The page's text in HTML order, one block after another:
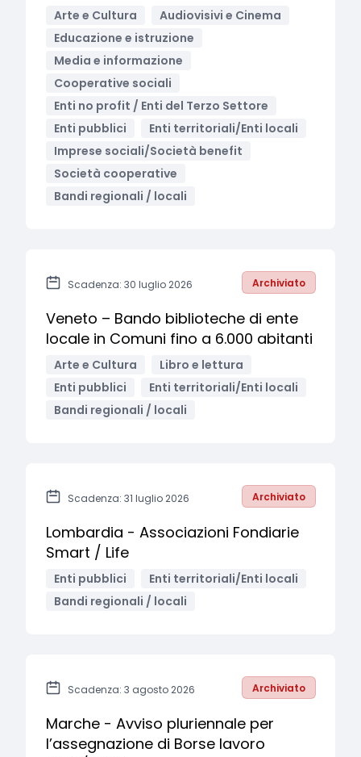
Arte e Cultura
Audiovisivi e Cinema
Educazione e istruzione
Media e informazione
Cooperative sociali
Enti no profit / Enti del Terzo Settore
Enti pubblici
Enti territoriali/Enti locali
Imprese sociali/Società benefit
Società cooperative
Bandi regionali / locali
Scadenza: 30 luglio 2026 Archiviato
Veneto – Bando biblioteche di ente
locale in Comuni fino a 6.000 abitanti
Arte e Cultura
Libro e lettura
Enti pubblici
Enti territoriali/Enti locali
Bandi regionali / locali
Scadenza: 31 luglio 2026 Archiviato
Lombardia - Associazioni Fondiarie
Smart / Life
Enti pubblici
Enti territoriali/Enti locali
Bandi regionali / locali
Scadenza: 3 agosto 2026 Archiviato
Marche - Avviso pluriennale per
l’assegnazione di Borse lavoro